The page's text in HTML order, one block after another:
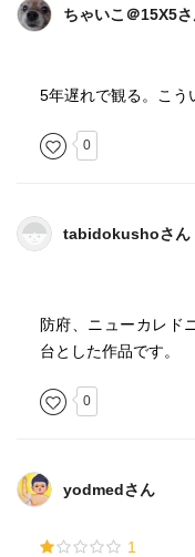
ちゃいこ＠15X5
5年遅れで観る。こう
0
tabidokushoさん
防府、ニューカレド
台とした作品です。
0
yodmedさん
1